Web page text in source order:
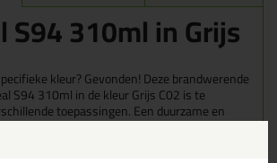
S94 310ml in Grijs
kleur? Gevonden! Deze brandwerende
S94 310ml in de kleur Grijs C02 is te
toepassingen. Een duurzame en
makkelijk te verwerken is. Perfect als je een
met gegarandeerd een topresultaat.